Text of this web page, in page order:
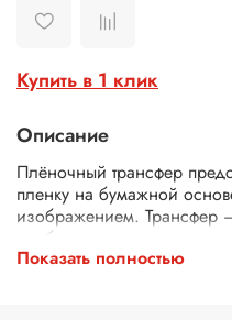
Купить в 1 клик
Описание
Плёночный трансфер
пленку на бумажной
изображением. Трансфер
изображение, с его
неповторимость и
Показать полностью